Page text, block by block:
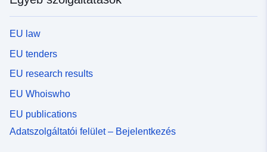
EU law
EU tenders
EU research results
EU Whoiswho
EU publications
Adatszolgáltatói felület – Bejelentkezés